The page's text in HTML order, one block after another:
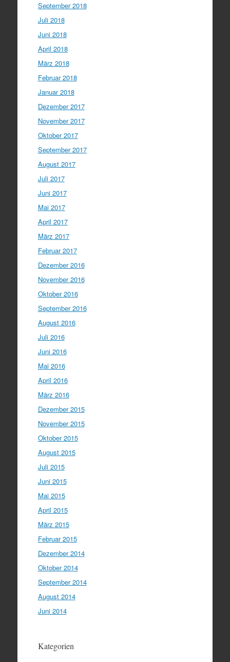
September 2018
Juli 2018
Juni 2018
April 2018
März 2018
Februar 2018
Januar 2018
Dezember 2017
November 2017
Oktober 2017
September 2017
August 2017
Juli 2017
Juni 2017
Mai 2017
April 2017
März 2017
Februar 2017
Dezember 2016
November 2016
Oktober 2016
September 2016
August 2016
Juli 2016
Juni 2016
Mai 2016
April 2016
März 2016
Dezember 2015
November 2015
Oktober 2015
August 2015
Juli 2015
Juni 2015
Mai 2015
April 2015
März 2015
Februar 2015
Dezember 2014
Oktober 2014
September 2014
August 2014
Juni 2014
Kategorien